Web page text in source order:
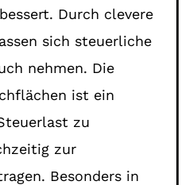
Durch clevere
sich steuerliche
nehmen. Die
ist ein
zu
zur
Besonders in